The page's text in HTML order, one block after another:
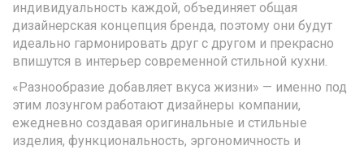
индивидуальность каждой, объединяет общая
дизайнерская концепция бренда, поэтому они будут
идеально гармонировать друг с другом и прекрасно
впишутся в интерьер современной стильной кухни.
«Разнообразие добавляет вкуса жизни» — именно под
этим лозунгом работают дизайнеры компании,
ежедневно создавая оригинальные и стильные
изделия, функциональность, эргономичность и